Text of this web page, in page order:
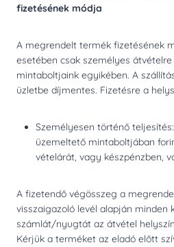
fizetésének módja
A megrendelt termék fizetésének
esetében csak személyes
mintaboltjaink egyikében. A
üzletbe díjmentes. Fizetésre a
Személyesen történő
üzemeltető mintaboltjában
vételárát, vagy készpénzben,
A fizetendő végösszeg a
visszaigazoló levél alapján minden
számlát/nyugtát az átvétel
Kérjük a terméket az eladó előtt